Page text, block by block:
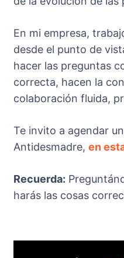
En mi empresa,
desde el punto de
hacer las preguntas
correcta, hacen la
colaboración fluida,
Te invito a agendar
Antidesmadre, en
Recuerda:
harás las cosas